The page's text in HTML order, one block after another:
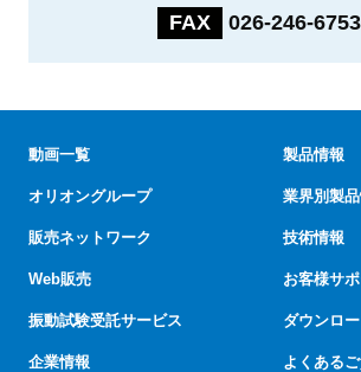
FAX 026-246-6753
動画一覧
オリオングループ
販売ネットワーク
Web販売
振動試験受託サービス
企業情報
製品情報
業界別製
技術情報
お客様サ
ダウンロ
よくある